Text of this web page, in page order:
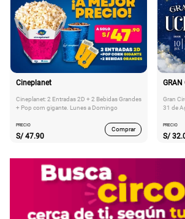
Cineplanet
Cineplanet: 2 Entradas 2D + 2 Bebidas Grandes
+ Pop corn gigante. Lunes a Domingo
PRECIO
S/ 47.90
Comprar
GRAN
Gran
31 de
PRECIO
S/